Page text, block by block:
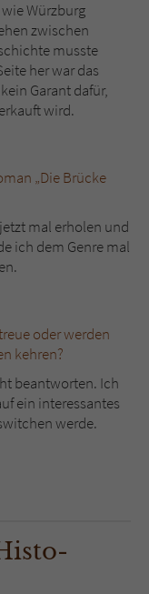
Würzburg
zwischen
musste
her war das
Garant dafür,
wird.
„Die Brücke
mal erholen und
ich dem Genre mal
oder werden
kehren?
beantworten. Ich
ein interessantes
werde.